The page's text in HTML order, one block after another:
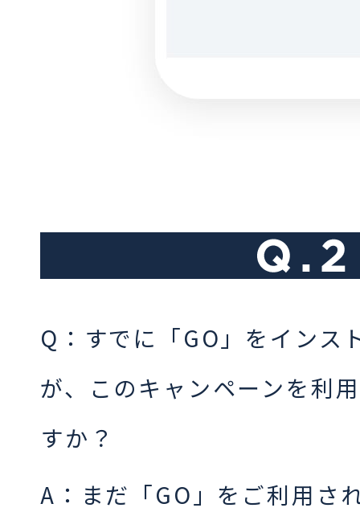
Q：すでに「GO」をインス
が、このキャンペーンを利
すか？
A：まだ「GO」をご利用さ